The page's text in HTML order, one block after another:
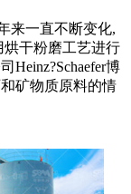
来一直不断变化,
干粉磨工艺进行
Heinz?Schaefer博
矿物质原料的情